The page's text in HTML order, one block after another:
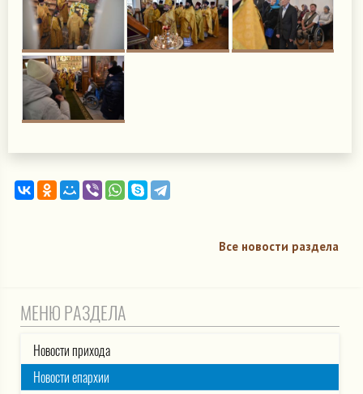
Все новости раздела
МЕНЮ РАЗДЕЛА
Новости прихода
Новости епархии